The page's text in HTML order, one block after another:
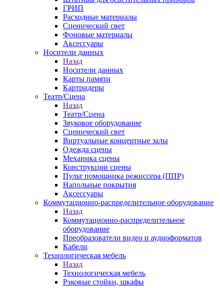
ГРИП
Расходные материалы
Сценический свет
Фоновые материалы
Аксессуары
Носители данных
Назад
Носители данных
Карты памяти
Картридеры
Театр/Сцена
Назад
Театр/Сцена
Звуковое оборудование
Сценический свет
Виртуальные концертные залы
Одежда сцены
Механика сцены
Конструкции сцены
Пульт помощника режиссера (ППР)
Напольные покрытия
Аксессуары
Коммутационно-распределительное оборудование
Назад
Коммутационно-распределительное
оборудование
Преобразователи видео и аудиоформатов
Кабели
Технологическая мебель
Назад
Технологическая мебель
Рэковые стойки, шкафы